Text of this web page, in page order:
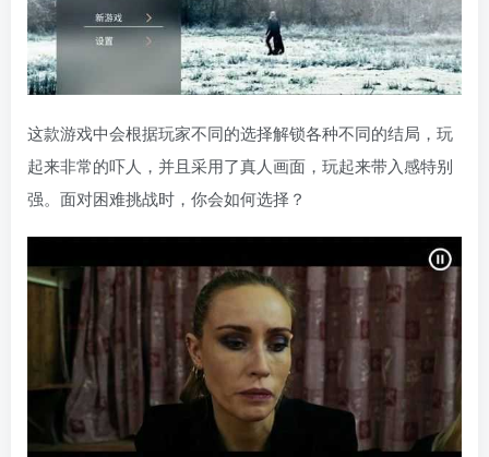
这款游戏中会根据玩家不同的选择解锁各种不同的结局，玩
起来非常的吓人，并且采用了真人画面，玩起来带入感特别
强。面对困难挑战时，你会如何选择？